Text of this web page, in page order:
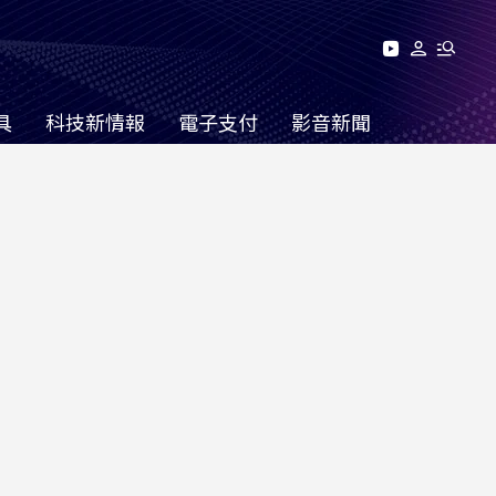
科技新情報 電子支付 影音新聞